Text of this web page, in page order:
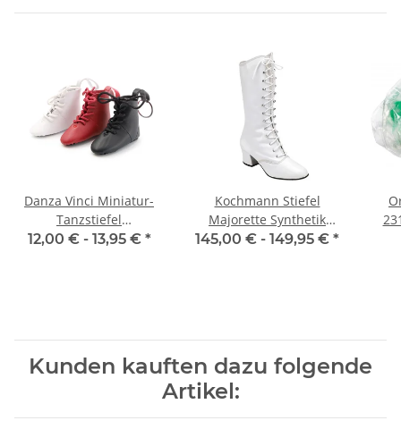
Danza Vinci Miniatur-
Tanzstiefel
Schlüsselanhänger
12,00 € - 13,95 € *
Kochmann Stiefel
Majorette Synthetik
(Modell 04)
145,00 € - 149,95 € *
Kunden kauften dazu folgende
Artikel: